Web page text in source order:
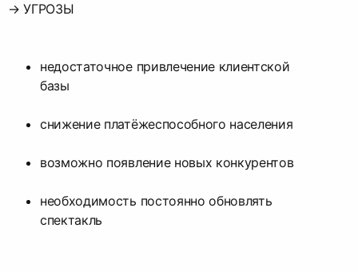
→ УГРОЗЫ
недостаточное привлечение клиентской
базы
снижение платёжеспособного населения
возможно появление новых конкурентов
необходимость постоянно обновлять
спектакль